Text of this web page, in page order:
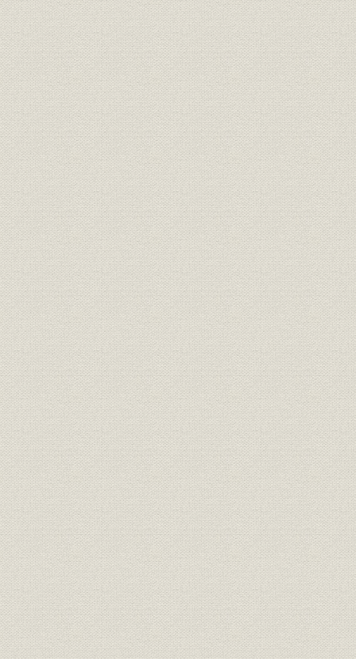
財務・業績 サービス別収益の推移
1985年度
平成6年度
財務・業績 サービス別収益〔構成比〕 1985年度
設備投資 設備投資額の推移
1985年度
平成6年度
財務・業績 貸借対照表
1986年(昭
~1995年(
財務・業績 損益計算書・利益処分計算書
1985年(昭
(平成6年)度
財務・業績
〔参考〕連結財務諸表〔国内〕//
連結貸借対照表
第4期
10期(1995
財務・業績
〔参考〕連結財務諸表〔国内〕//
連結損益計算書・連結剰余金計
算書
第4期
年度)
財務・業績
〔参考〕連結財務諸表〔海外〕//
連結貸借対照表
在
在)